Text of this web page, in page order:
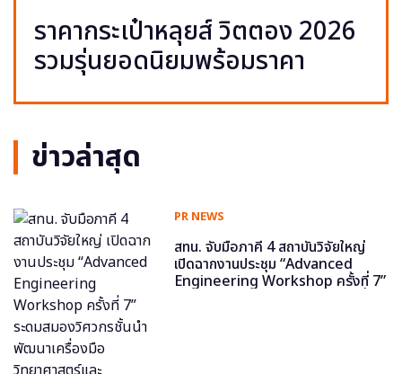
ราคากระเป๋าหลุยส์ วิตตอง 2026
รวมรุ่นยอดนิยมพร้อมราคา
ข่าวล่าสุด
PR NEWS
สทน. จับมือภาคี 4 สถาบันวิจัยใหญ่
เปิดฉากงานประชุม “Advanced
Engineering Workshop ครั้งที่ 7”